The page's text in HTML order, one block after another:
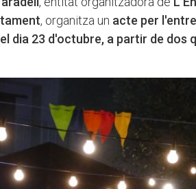
, organitza un acte per
dia 23 d'octubre, a partir de dos